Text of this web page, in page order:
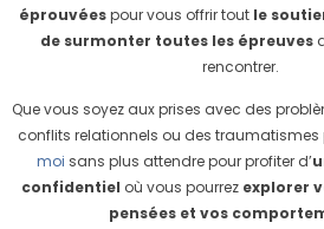
éprouvéespour vous offrir tout le
de surmonter toutes les épreuves
rencontrer.
Que vous soyez aux prises avec des
conflits relationnels ou des traumatismes
moi sans plus attendre pour profiter d’
confidentiel où vous pourrez explorer
pensées et vos